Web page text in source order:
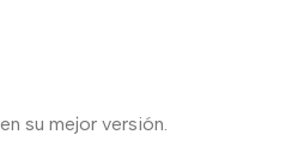
su mejor versión.